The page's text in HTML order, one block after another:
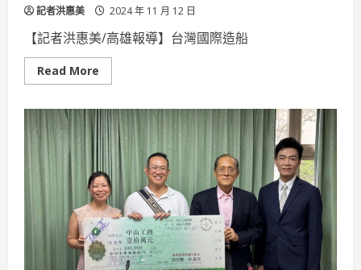
通
全
意
識
記者洪惠美 2024 年 11 月 12 日
【記者洪惠美/高雄報導】台灣國際造船
Read More
more
船
公
司
承
造
財
政
部
關
務
署
2
艘
100